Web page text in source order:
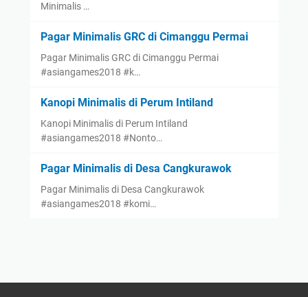
Minimalis …
Pagar Minimalis GRC di Cimanggu Permai
Pagar Minimalis GRC di Cimanggu Permai
#asiangames2018 #k…
Kanopi Minimalis di Perum Intiland
Kanopi Minimalis di Perum Intiland
#asiangames2018 #Nonto…
Pagar Minimalis di Desa Cangkurawok
Pagar Minimalis di Desa Cangkurawok
#asiangames2018 #komi…